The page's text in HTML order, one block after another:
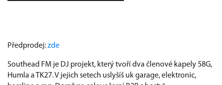
Předprodej:zde
Southead FM je DJ projekt, který tvoří dva členové kapely 58G,
Humla a TK27. V jejich setech uslyšíš uk garage, elektronic,